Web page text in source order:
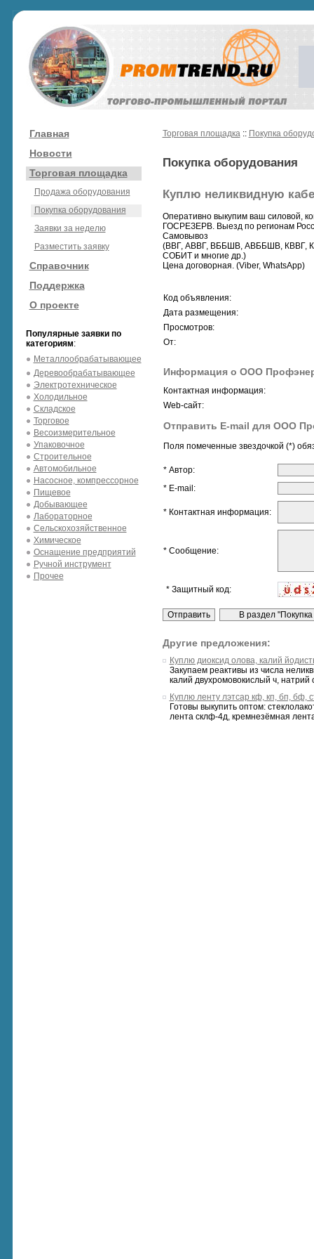
Главная
Новости
Торговая площадка
Продажа оборудования
Покупка оборудования
Заявки за неделю
Разместить заявку
Справочник
Поддержка
О проекте
Популярные заявки по
категориям:
Металлообрабатывающее
Деревообрабатывающее
Электротехническое
Холодильное
Складское
Торговое
Весоизмерительное
Упаковочное
Строительное
Автомобильное
Насосное, компрессорное
Пищевое
Добывающее
Лабораторное
Сельскохозяйственное
Химическое
Оснащение предприятий
Ручной инструмент
Прочее
Торговая площадка:: Покупка
Покупка оборудования
Куплю неликвидную
Оперативно выкупим ваш силовой,
ГОСРЕЗЕРВ. Выезд по регионам
Самовывоз
(ВВГ, АВВГ, ВББШВ, АВББШВ,
СОБИТ и многие др.)
Цена договорная. (Viber, WhatsApp)
Код объявления:
Дата размещения:
Просмотров:
От:
Информация о ООО
Контактная информация:
Web-сайт:
Отправить E-mail для ООО
Поля помеченные звездочкой (*)
* Автор:
* E-mail:
* Контактная информация:
* Сообщение:
* Защитный код:
Другие предложения:
Куплю диоксид олова, калий
Закупаем реактивы из числа
калий двухромовокислый ч, натрий
Куплю ленту лэтсар кф, кп, бп, бф,
Готовы выкупить оптом:
лента склф-4д, кремнезёмная